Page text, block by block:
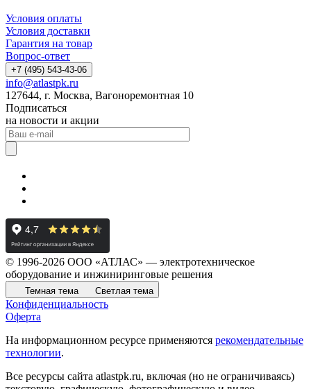
Условия оплаты
Условия доставки
Гарантия на товар
Вопрос-ответ
+7 (495) 543-43-06
info@atlastpk.ru
127644, г. Москва, Вагоноремонтная 10
Подписаться
на новости и акции
© 1996-2026 ООО «АТЛАС» — электротехническое
оборудование и инжиниринговые решения
Темная тема Светлая тема
Конфиденциальность
Оферта
На информационном ресурсе применяются рекомендательные
технологии.
Все ресурсы сайта atlastpk.ru, включая (но не ограничиваясь)